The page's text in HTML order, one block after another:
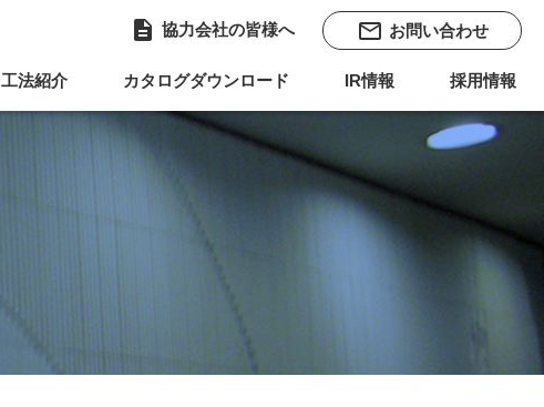
mail_outline お問い合わせ
description 協力会社の皆様へ
工法紹介 カタログダウンロード IR情報 採用情報